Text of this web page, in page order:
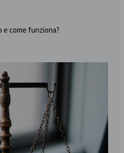
e come funziona?